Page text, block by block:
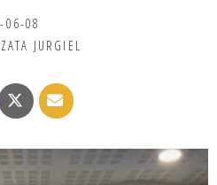
06-08
JURGIEL